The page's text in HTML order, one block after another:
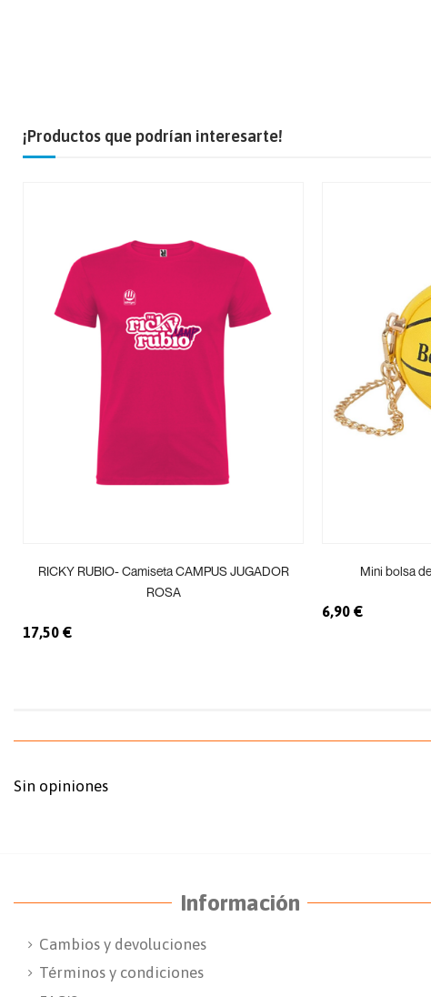
¡Productos que podrían interesarte!
RICKY RUBIO- Camiseta CAMPUS JUGADOR
ROSA
17,50 €
Mini bolsa
6,90 €
Sin opiniones
Información
Cambios y devoluciones
Términos y condiciones